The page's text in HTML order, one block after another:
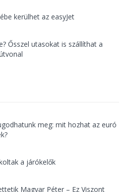
kerülhet az easyJet
Ősszel utasokat is szállíthat a
meg: mit hozhat az euró
a járókelők
Magyar Péter – Ez Viszont